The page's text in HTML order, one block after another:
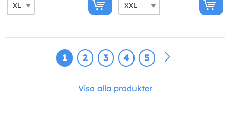
1 2 3 4 5
Visa alla produkter